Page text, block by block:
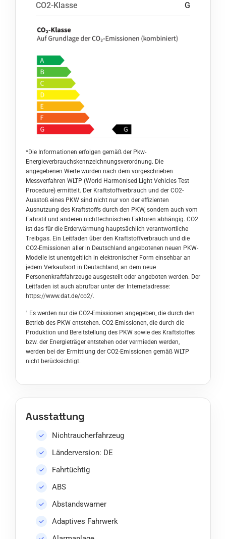
CO2-Klasse G
*Die Informationen erfolgen gemäß der Pkw-
Energieverbrauchskennzeichnungsverordnung. Die
angegebenen Werte wurden nach dem vorgeschrieben
Messverfahren WLTP (World Harmonised Light Vehicles Test
Procedure) ermittelt. Der Kraftstoffverbrauch und der CO2-
Ausstoß eines PKW sind nicht nur von der effizienten
Ausnutzung des Kraftstoffs durch den PKW, sondern auch vom
Fahrstil und anderen nichttechnischen Faktoren abhängig. CO2
ist das für die Erderwärmung hauptsächlich verantwortliche
Treibgas. Ein Leitfaden über den Kraftstoffverbrauch und die
CO2-Emissionen aller in Deutschland angebotenen neuen PKW-
Modelle ist unentgeltlich in elektronischer Form einsehbar an
jedem Verkaufsort in Deutschland, an dem neue
Personenkraftfahrzeuge ausgestellt oder angeboten werden. Der
Leitfaden ist auch abrufbar unter der Internetadresse:
https://www.dat.de/co2/.
¹ Es werden nur die CO2-Emissionen angegeben, die durch den
Betrieb des PKW entstehen. CO2-Emissionen, die durch die
Produktion und Bereitstellung des PKW sowie des Kraftstoffes
bzw. der Energieträger entstehen oder vermieden werden,
werden bei der Ermittlung der CO2-Emissionen gemäß WLTP
nicht berücksichtigt.
Ausstattung
Nichtraucherfahrzeug
Länderversion: DE
Fahrtüchtig
ABS
Abstandswarner
Adaptives Fahrwerk